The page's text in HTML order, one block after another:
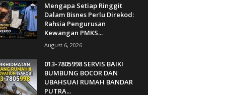
Mengapa Setiap Ringgit
Dalam Bisnes Perlu Direkod:
Rahsia Pengurusan
Kewangan PMKS...
August 6, 2026
013-7805998 SERVIS BAIKI
BUMBUNG BOCOR DAN
UBAHSUAI RUMAH BANDAR
PUTRA...